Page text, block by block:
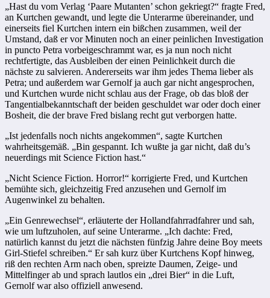
„Hast du vom Verlag ‘Paare Mutanten’ schon gekriegt?“ fragte Fred,
an Kurtchen gewandt, und legte die Unterarme übereinander, und
einerseits fiel Kurtchen intern ein bißchen zusammen, weil der
Umstand, daß er vor Minu­ten noch an einer peinlichen Investigation
in puncto Petra vorbeigeschrammt war, es ja nun noch nicht
rechtfertigte, das Ausbleiben der einen Peinlichkeit durch die
nächste zu salvieren. Andererseits war ihm jedes Thema lieber als
Petra; und außerdem war Gernolf ja auch gar nicht angesprochen,
und Kurt­chen wurde nicht schlau aus der Frage, ob das bloß der
Tangentialbekannt­schaft der beiden geschuldet war oder doch einer
Bosheit, die der brave Fred bislang recht gut verborgen hatte.
„Ist jedenfalls noch nichts angekommen“, sagte Kurtchen
wahrheitsgemäß. „Bin gespannt. Ich wußte ja gar nicht, daß du’s
neuerdings mit Science Ficti­on hast.“
„Nicht Science Fiction. Horror!“ korrigierte Fred, und Kurtchen
bemühte sich, gleichzeitig Fred anzusehen und Gernolf im
Augenwinkel zu behalten.
„Ein Genrewechsel“, erläuterte der Hollandfahrradfahrer und sah,
wie um luftzuholen, auf seine Unterarme. „Ich dachte: Fred,
natürlich kannst du jetzt die nächsten fünfzig Jahre deine Boy meets
Girl-Stiefel schreiben.“ Er sah kurz über Kurtchens Kopf hinweg,
riß den rechten Arm nach oben, spreizte Dau­men, Zeige- und
Mittelfinger ab und sprach lautlos ein „drei Bier“ in die Luft,
Gernolf war also offiziell anwesend.